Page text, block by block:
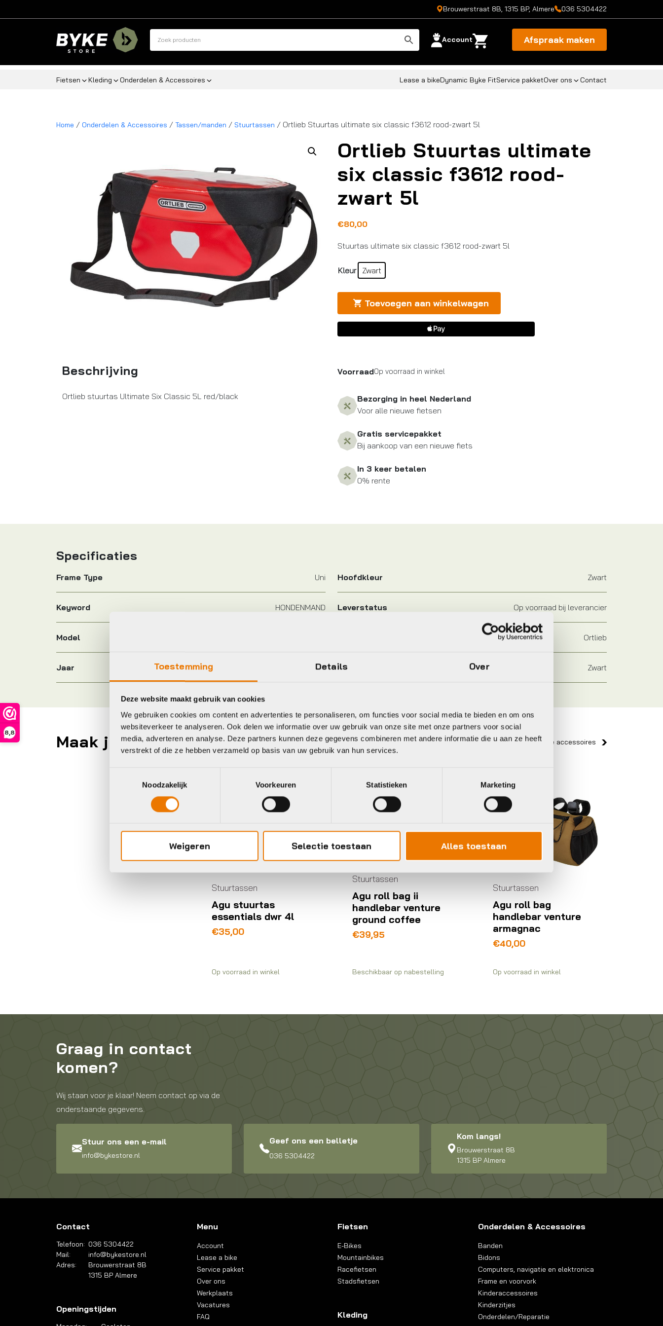
Toestemming Details Over
Deze website maakt gebruik van cookies
We gebruiken cookies om content en advertenties te personaliseren, om functies voor social media te bieden en om ons
websiteverkeer te analyseren. Ook delen we informatie over uw gebruik van onze site met onze partners voor social
media, adverteren en analyse. Deze partners kunnen deze gegevens combineren met andere informatie die u aan ze heeft
verstrekt of die ze hebben verzameld op basis van uw gebruik van hun services.
Noodzakelijk
Voorkeuren Statistieken Marketing
Weigeren Selectie toestaan Alles toestaan
8,8
Brouwerstraat 8B, 1315 BP, Almere 036 5304422
Account Afspraak maken
Fietsen Kleding Onderdelen & Accessoires Lease a bikeDynamic Byke FitService pakketOver ons Contact
Home / Onderdelen & Accessoires / Tassen/manden / Stuurtassen / Ortlieb Stuurtas ultimate six classic f3612 rood-zwart 5l
Beschrijving
Ortlieb stuurtas Ultimate Six Classic 5L red/black
Ortlieb Stuurtas ultimate
six classic f3612 rood-
zwart 5l
€80,00
Stuurtas ultimate six classic f3612 rood-zwart 5l
Kleur Zwart
Toevoegen aan winkelwagen
VoorraadOp voorraad in winkel
Bezorging in heel Nederland
Voor alle nieuwe fietsen
Gratis servicepakket
Bij aankoop van een nieuwe fiets
In 3 keer betalen
0% rente
Specificaties
Frame Type Uni Hoofdkleur Zwart
Keyword HONDENMAND Leverstatus Op voorraad bij leverancier
Model Ortlieb
Jaar 2027 Kleur Zwart
Maak je fiets compleet Bekijk alle accessoires
Stuurtassen
Agu stuurtas
essentials dwr 4l
€35,00
Op voorraad in winkel
Agu
Stuurtassen
Agu roll bag ii
handlebar venture
ground coffee
€39,95
Beschikbaar op nabestelling
Agu
Stuurtassen
Agu roll bag
handlebar venture
armagnac
€40,00
Op voorraad in winkel
Graag in contact
komen?
Wij staan voor je klaar! Neem contact op via de
onderstaande gegevens.
Stuur ons een e-mail
info@bykestore.nl
Geef ons een belletje
036 5304422
Kom langs!
Brouwerstraat 8B
1315 BP Almere
Contact
Telefoon: 036 5304422
Mail:
info@bykestore.nl
Adres:
Brouwerstraat 8B
1315 BP Almere
Openingstijden
Menu
Account
Lease a bike
Service pakket
Over ons
Werkplaats
Vacatures
FAQ
Fietsen
E-Bikes
Mountainbikes
Racefietsen
Stadsfietsen
Kleding
Onderdelen & Accessoires
Banden
Bidons
Computers, navigatie en elektronica
Frame en voorvork
Kinderaccessoires
Kinderzitjes
Onderdelen/Reparatie